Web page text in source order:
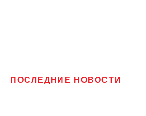
ПОСЛЕДНИЕ НОВОСТИ